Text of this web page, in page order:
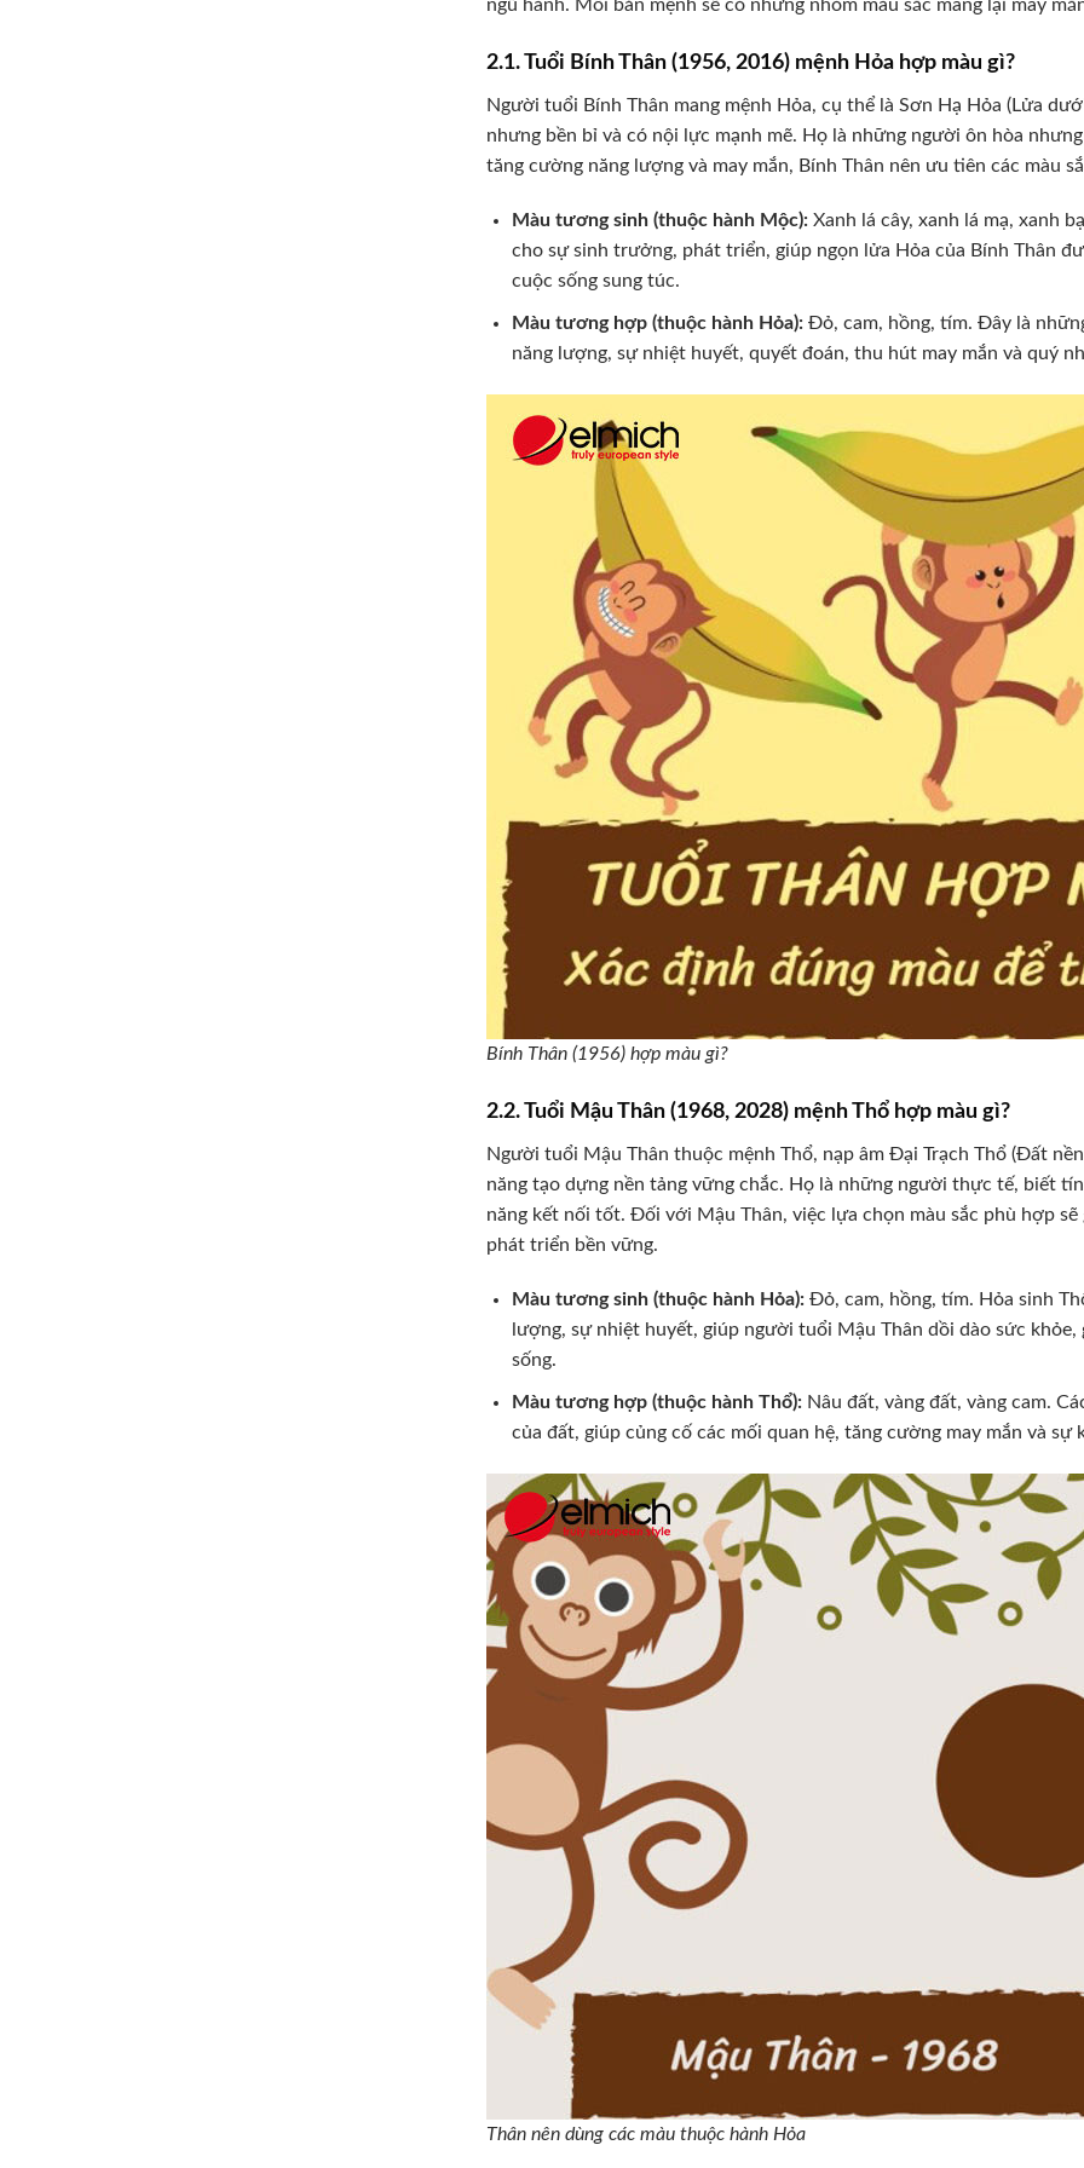
ngũ hành. Mỗi bản mệnh sẽ có những nhóm màu sắc mang lại may
2.1. Tuổi Bính Thân (1956, 2016) mệnh Hỏa hợp màu gì?
Người tuổi Bính Thân mang mệnh Hỏa, cụ thể là Sơn Hạ Hỏa (Lửa
nhưng bền bỉ và có nội lực mạnh mẽ. Họ là những người ôn hòa
tăng cường năng lượng và may mắn, Bính Thân nên ưu tiên các màu
Màu tương sinh (thuộc hành Mộc):Xanh lá cây, xanh lá mạ, xanh
cho sự sinh trưởng, phát triển, giúp ngọn lửa Hỏa của Bính Thân
cuộc sống sung túc.
Màu tương hợp (thuộc hành Hỏa):Đỏ, cam, hồng, tím. Đây là
năng lượng, sự nhiệt huyết, quyết đoán, thu hút may mắn và quý
Bính Thân (1956) hợp màu gì?
2.2. Tuổi Mậu Thân (1968, 2028) mệnh Thổ hợp màu gì?
Người tuổi Mậu Thân thuộc mệnh Thổ, nạp âm Đại Trạch Thổ (Đất
năng tạo dựng nền tảng vững chắc. Họ là những người thực tế, biết
năng kết nối tốt. Đối với Mậu Thân, việc lựa chọn màu sắc phù hợp
phát triển bền vững.
Màu tương sinh (thuộc hành Hỏa):Đỏ, cam, hồng, tím. Hỏa sinh
lượng, sự nhiệt huyết, giúp người tuổi Mậu Thân dồi dào sức
sống.
Màu tương hợp (thuộc hành Thổ):Nâu đất, vàng đất, vàng cam.
của đất, giúp củng cố các mối quan hệ, tăng cường may mắn và
Thân nên dùng các màu thuộc hành Hỏa